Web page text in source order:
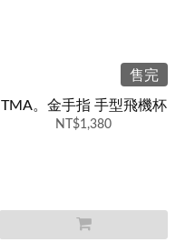
售完
TMA。金手指 手型飛機杯
NT$1,380